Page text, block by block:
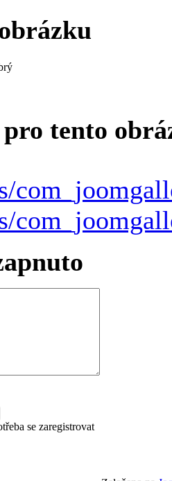
tento
se zaregistrovat